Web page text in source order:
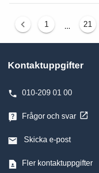
1 ... 21
Kontaktuppgifter
010-209 01 00
Frågor och svar
Skicka e-post
Fler kontaktuppgifter